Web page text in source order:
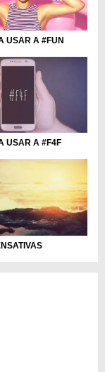
USAR A #FUN
USAR A #F4F